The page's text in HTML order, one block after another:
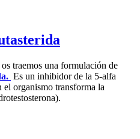
traemos una formulación de
Es un inhibidor de la 5-alfa
el organismo transforma la